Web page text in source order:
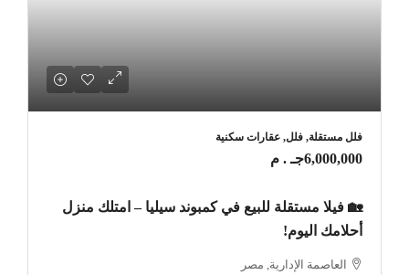
فلل مستقلة, فلل, عقارات سكنية
6,000,000جـ . م
🏡 فيلا مستقلة للبيع في كمبوند سيليا – امتلك منزل
أحلامك اليوم!
العاصمة الإدارية, مصر